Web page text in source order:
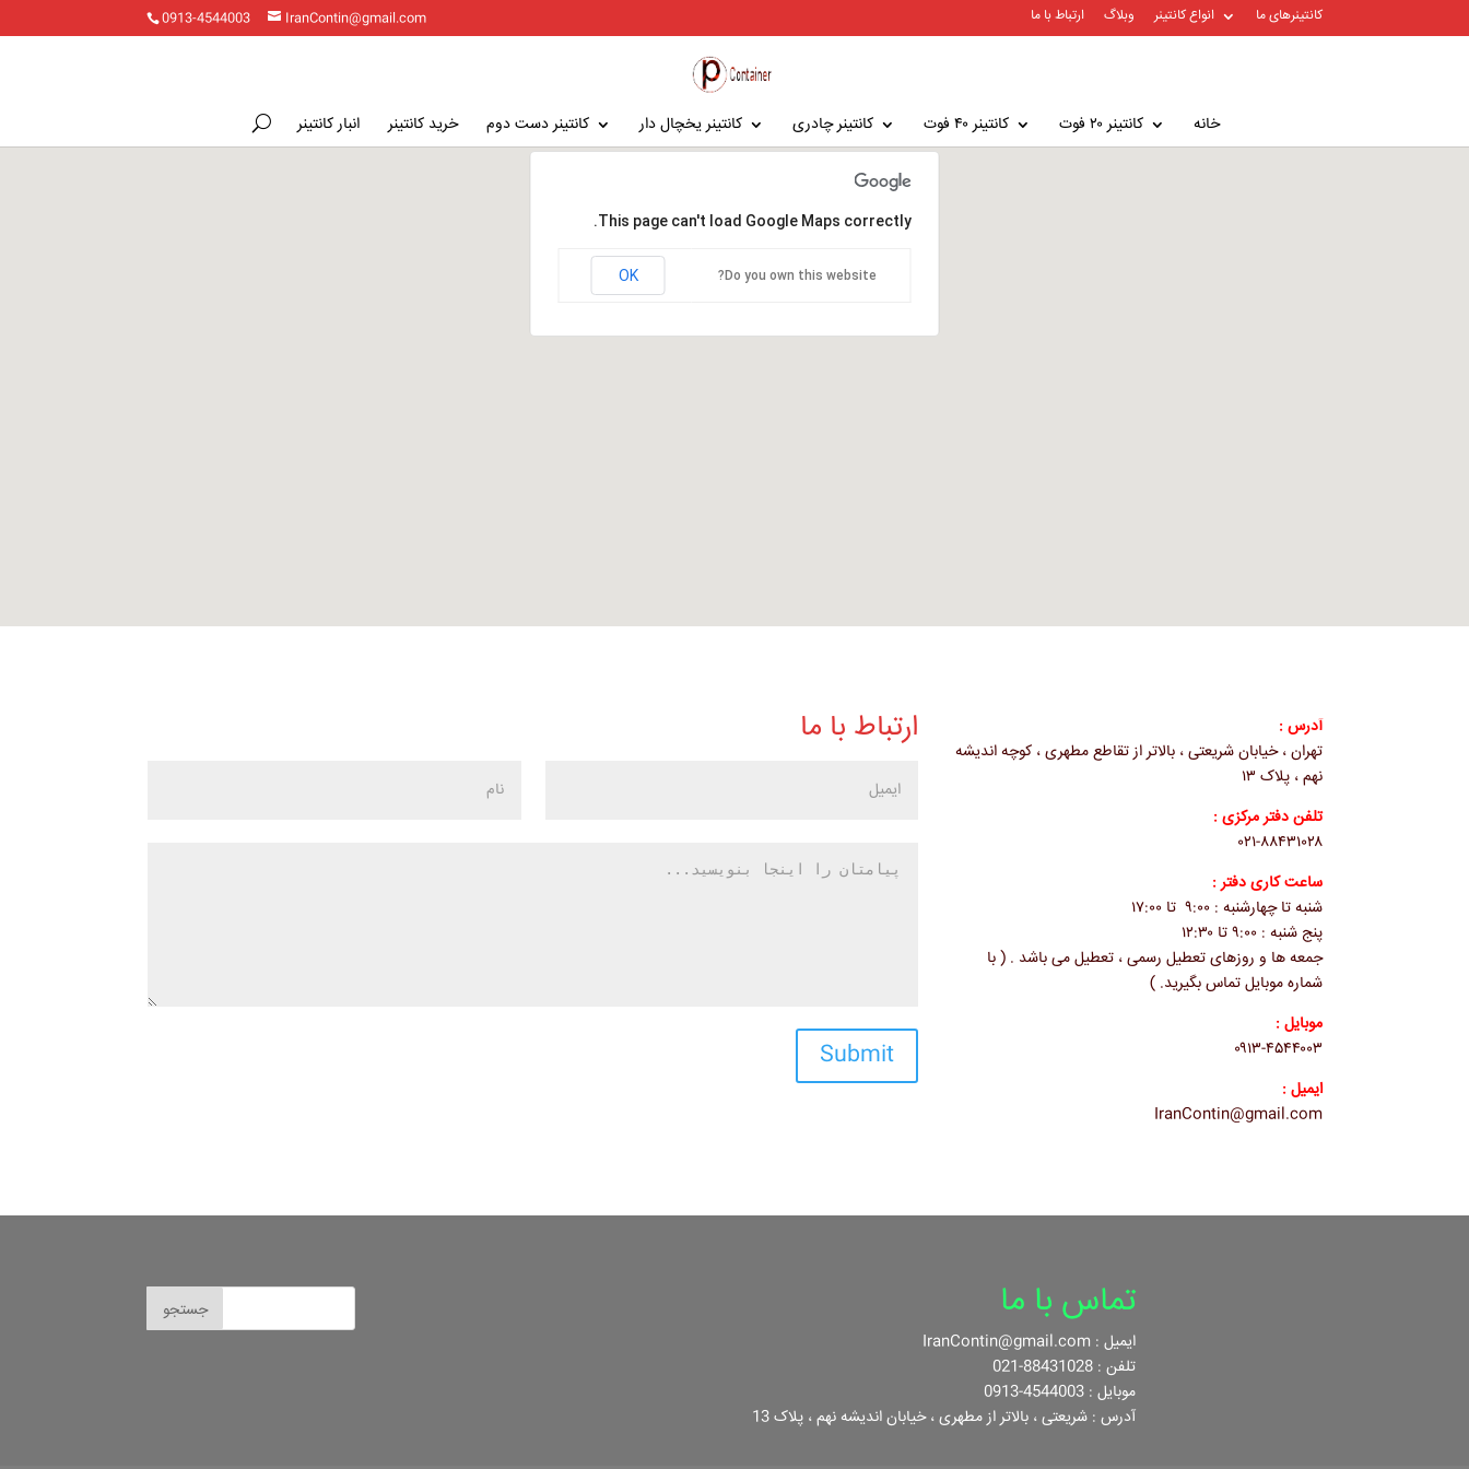
0913-4544003 IranContin@gmail.com کانتینرهای ما انواع کانتینر وبلاگ ارتباط با ما
خانه کانتینر ۲۰ فوت کانتینر ۴۰ فوت کانتینر چادری کانتینر یخچال دار کانتینر دست دوم خرید کانتینر انبار کانتینر
This page can't load Google Maps correctly.
Do you own this website?
OK
ارتباط با ما
Submit
آدرس :
تهران ، خیابان شریعتی ، بالاتر از تقاطع مطهری ، کوچه اندیشه
نهم ، پلاک ۱۳
تلفن دفتر مرکزی :
۰۲۱-۸۸۴۳۱۰۲۸
ساعت کاری دفتر :
شنبه تا چهارشنبه : ۹:۰۰ تا ۱۷:۰۰
پنج شنبه : ۹:۰۰ تا ۱۲:۳۰
جمعه ها و روزهای تعطیل رسمی ، تعطیل می باشد . ( با
شماره موبایل تماس بگیرید. )
موبایل :
۰۹۱۳-۴۵۴۴۰۰۳
ایمیل :
IranContin@gmail.com
تماس با ما
ایمیل : IranContin@gmail.com
تلفن : 88431028-021
موبایل : 4544003-0913
آدرس : شریعتی ، بالاتر از مطهری ، خیابان اندیشه نهم ، پلاک 13